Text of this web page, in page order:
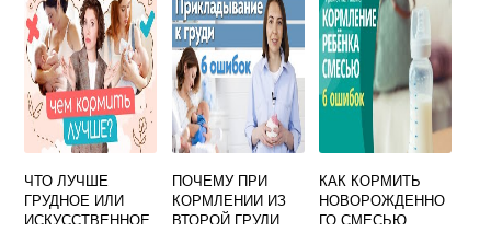
ЧТО ЛУЧШЕ
ГРУДНОЕ ИЛИ
ИСКУССТВЕННОЕ
ПОЧЕМУ ПРИ
КОРМЛЕНИИ ИЗ
ВТОРОЙ ГРУДИ
КАК КОРМИТЬ
НОВОРОЖДЕННО
ГО СМЕСЬЮ